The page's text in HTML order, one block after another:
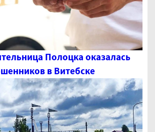
Полоцка оказалась
в Витебске